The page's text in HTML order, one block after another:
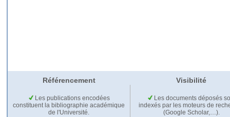
Référencement Visibilité
Les publications encodées
constituent la bibliographie académique
de l'Université.
Les documents déposés
indexés par les moteurs de
(Google Scholar,…).